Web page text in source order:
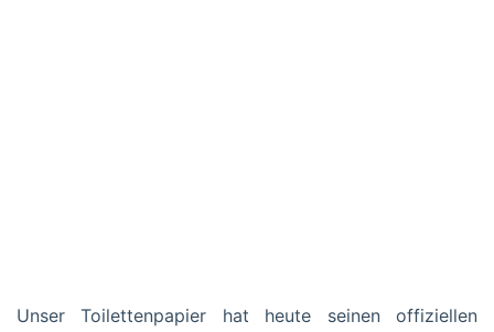
Unser Toilettenpapier hat heute seinen offiziellen